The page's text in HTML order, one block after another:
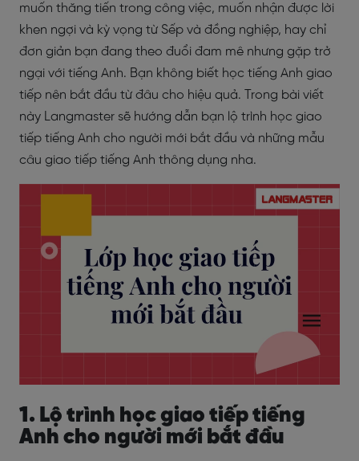
muốn thăng tiến trong công việc, muốn nhận được lời
khen ngợi và kỳ vọng từ Sếp và đồng nghiệp, hay chỉ
đơn giản bạn đang theo đuổi đam mê nhưng gặp trở
ngại với tiếng Anh. Bạn không biết học tiếng Anh giao
tiếp nên bắt đầu từ đâu cho hiệu quả. Trong bài viết
này Langmaster sẽ hướng dẫn bạn lộ trình học giao
tiếp tiếng Anh cho người mới bắt đầu và những mẫu
câu giao tiếp tiếng Anh thông dụng nha.
1. Lộ trình học giao tiếp tiếng
Anh cho người mới bắt đầu